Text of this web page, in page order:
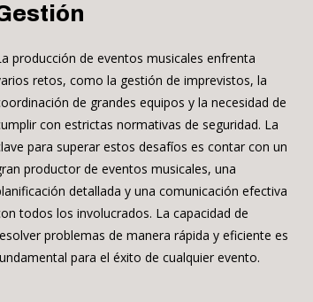
producción de eventos musicales enfrenta
retos, como la gestión de imprevistos, la
de grandes equipos y la necesidad de
con estrictas normativas de seguridad. La
para superar estos desafíos es contar con un
productor de eventos musicales, una
detallada y una comunicación efectiva
todos los involucrados. La capacidad de
problemas de manera rápida y eficiente es
para el éxito de cualquier evento.